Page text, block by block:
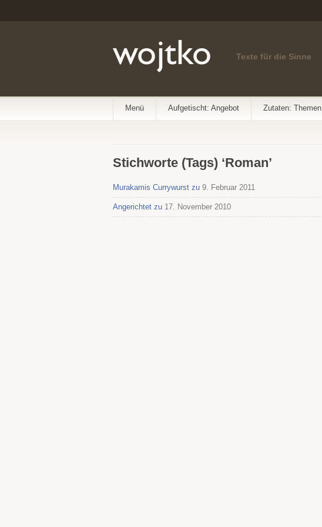
Texte für die Sinne
Menü Aufgetischt: Angebot Zutaten: Themen
Stichworte (Tags) ‘Roman’
Murakamis Currywurst zu 9. Februar 2011
Angerichtet zu 17. November 2010